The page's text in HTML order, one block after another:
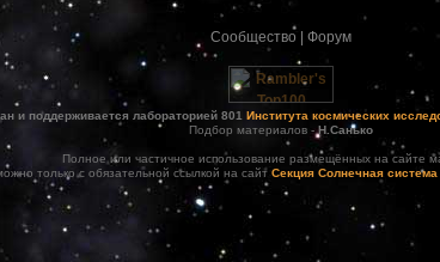
Сообщество Форум
и поддерживается лабораторией 801 Института космических
Подбор материалов -Н.Санько
Полное или частичное использование размещённых на сайте
только с обязательной ссылкой на сайт Секция Солнечная